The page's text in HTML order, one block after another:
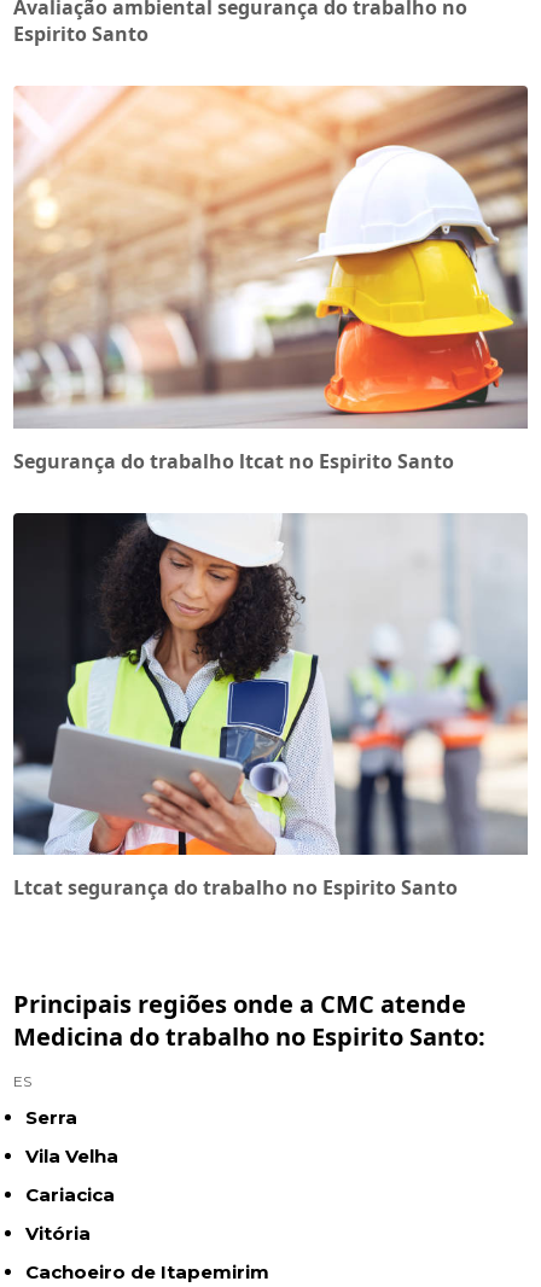
Avaliação ambiental segurança do trabalho no
Espirito Santo
Segurança do trabalho ltcat no Espirito Santo
Ltcat segurança do trabalho no Espirito Santo
Principais regiões onde a CMC atende
Medicina do trabalho no Espirito Santo:
ES
Serra
Vila Velha
Cariacica
Vitória
Cachoeiro de Itapemirim